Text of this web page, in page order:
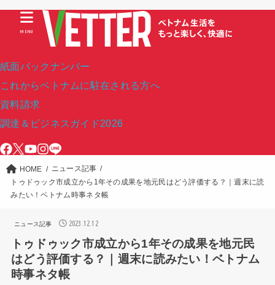
紙面バックナンバー
これからベトナムに駐在される方へ
資料請求
調達＆ビジネスガイド2026
MENU
HOME
ニュース記事
トゥドゥック市成立から1年その成果を地元民はどう評価する？｜週末に読
みたい！ベトナム時事ネタ帳
ニュース記事 2023.12.12
トゥドゥック市成立から1年その成果を地元民
はどう評価する？｜週末に読みたい！ベトナム
時事ネタ帳